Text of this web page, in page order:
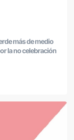
más de medio
la no celebración